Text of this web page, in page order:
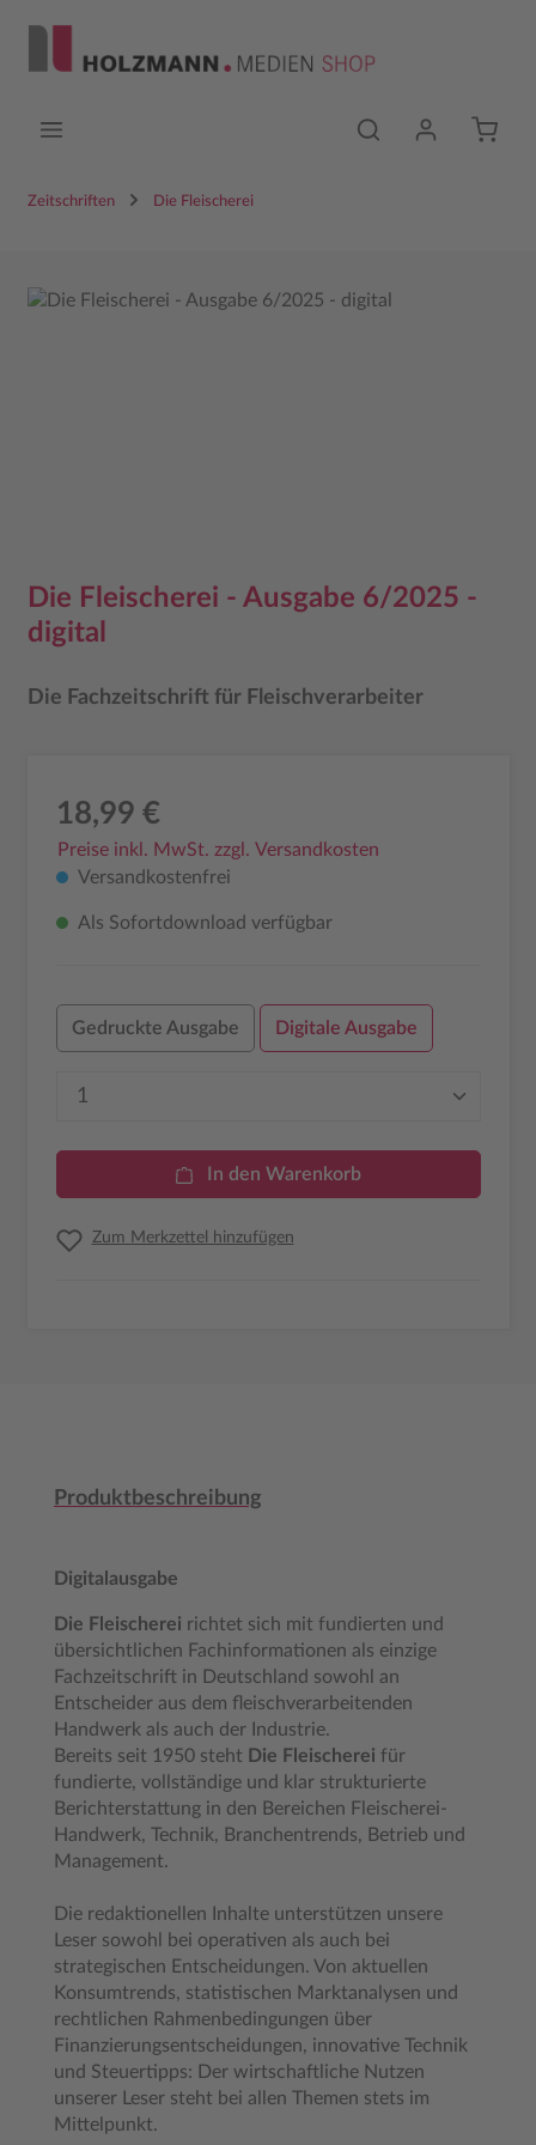
Zeitschriften Die Fleischerei
Bildergalerie überspringen
Die Fleischerei - Ausgabe 6/2025 -
digital
Die Fachzeitschrift für Fleischverarbeiter
18,99 €
Preise inkl. MwSt. zzgl. Versandkosten
Versandkostenfrei
Als Sofortdownload verfügbar
Gedruckte Ausgabe Digitale Ausgabe
Produkt Anzahl: Gib den gewünschten
In den Warenkorb
Zum Merkzettel hinzufügen
Produktbeschreibung
Digitalausgabe
Die Fleischerei richtet sich mit fundierten und
übersichtlichen Fachinformationen als einzige
Fachzeitschrift in Deutschland sowohl an
Entscheider aus dem fleischverarbeitenden
Handwerk als auch der Industrie.
Bereits seit 1950 steht Die Fleischerei für
fundierte, vollständige und klar strukturierte
Berichterstattung in den Bereichen Fleischerei-
Handwerk, Technik, Branchentrends, Betrieb und
Management.
Die redaktionellen Inhalte unterstützen unsere
Leser sowohl bei operativen als auch bei
strategischen Entscheidungen. Von aktuellen
Konsumtrends, statistischen Marktanalysen und
rechtlichen Rahmenbedingungen über
Finanzierungsentscheidungen, innovative Technik
und Steuertipps: Der wirtschaftliche Nutzen
unserer Leser steht bei allen Themen stets im
Mittelpunkt.